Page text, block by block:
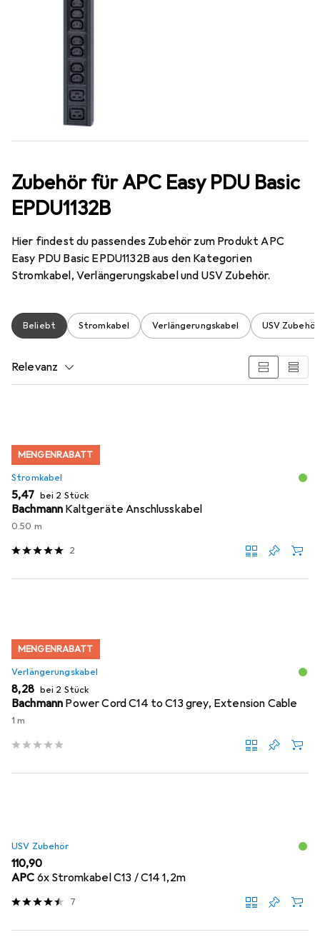
Zubehör für APC Easy PDU Basic
EPDU1132B
Hier findest du passendes Zubehör zum Produkt APC
Easy PDU Basic EPDU1132B aus den Kategorien
Stromkabel, Verlängerungskabel und USV Zubehör.
Beliebt Stromkabel Verlängerungskabel USV Zubehör
Relevanz
MENGENRABATT
Stromkabel
EUR
5,47 bei 2 Stück
Bachmann Kaltgeräte Anschlusskabel
0.50 m
2
MENGENRABATT
Verlängerungskabel
EUR
8,28 bei 2 Stück
Bachmann Power Cord C14 to C13 grey, Extension Cable
1 m
USV Zubehör
EUR
110,90
APC 6x Stromkabel C13 / C14 1,2m
7